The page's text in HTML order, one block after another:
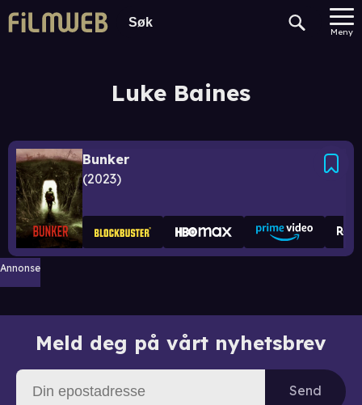
Meny
Luke Baines
Bunker
2023
Annonse
Meld deg på vårt nyhetsbrev
Send